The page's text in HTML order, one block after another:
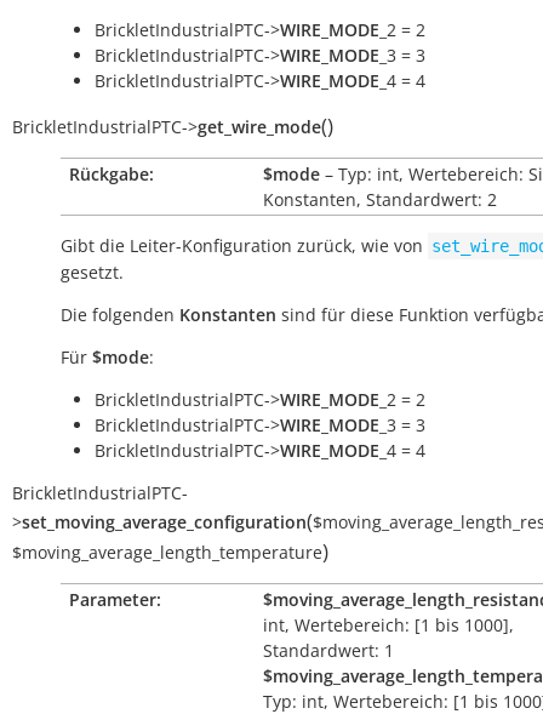
BrickletIndustrialPTC->WIRE_MODE _2 = 2
BrickletIndustrialPTC->WIRE_MODE _3 = 3
BrickletIndustrialPTC->WIRE_MODE _4 = 4
BrickletIndustrialPTC->get_wire_mode()
Rückgabe: $mode – Typ: int, Wertebereich:
Konstanten, Standardwert: 2
Gibt die Leiter-Konfiguration zurück, wie von
gesetzt.
Die folgenden Konstanten sind für diese Funktion
Für $mode:
BrickletIndustrialPTC->WIRE_MODE _2 = 2
BrickletIndustrialPTC->WIRE_MODE _3 = 3
BrickletIndustrialPTC->WIRE_MODE _4 = 4
BrickletIndustrialPTC-
>set_moving_average_configuration(
$moving_average_length_temperature)
Parameter:
int, Wertebereich: [1 bis 1000],
Standardwert: 1
Typ: int, Wertebereich: [1 bis